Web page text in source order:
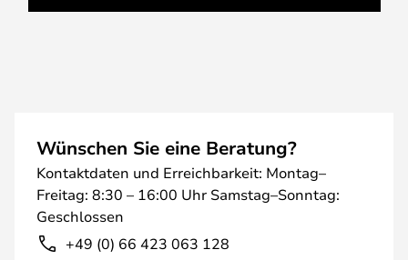
Wünschen Sie eine Beratung?
Kontaktdaten und Erreichbarkeit: Montag–
Freitag: 8:30 – 16:00 Uhr Samstag–Sonntag:
Geschlossen
+49 (0) 66 423 063 128